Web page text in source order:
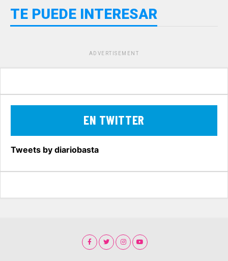
TE PUEDE INTERESAR
ADVERTISEMENT
EN TWITTER
Tweets by diariobasta